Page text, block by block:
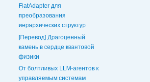
FlatAdapter для
преобразования
иерархических структур
[Перевод] Драгоценный
камень в сердце квантовой
физики
От болтливых LLM-агентов к
управляемым системам